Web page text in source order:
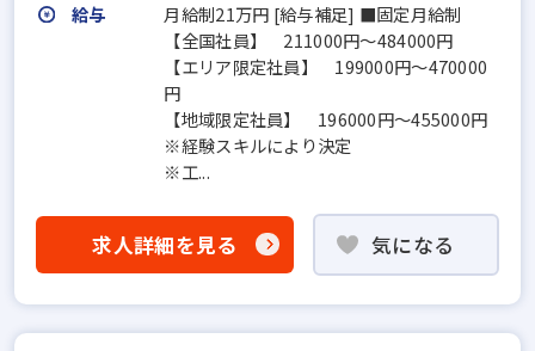
給与
月給制21万円 [給与補足] ■固定月給制
【全国社員】 211000円～484000円
【エリア限定社員】 199000円～470000
円
【地域限定社員】 196000円～455000円
※経験スキルにより決定
※工...
求人詳細を見る 気になる